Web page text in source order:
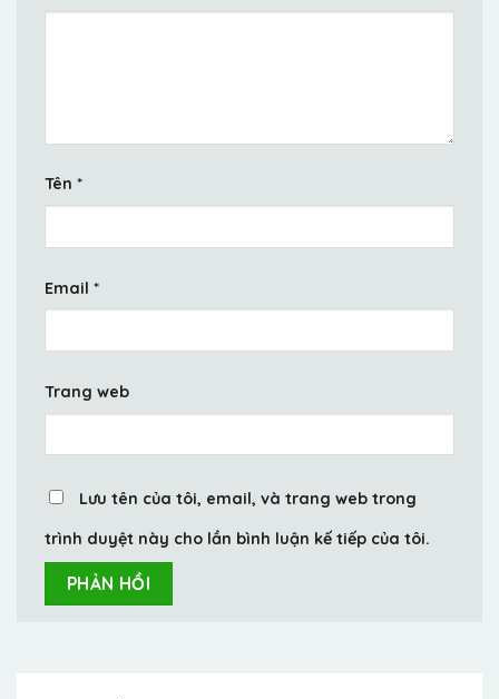
Tên *
Email *
Trang web
Lưu tên của tôi, email, và trang web trong
trình duyệt này cho lần bình luận kế tiếp của tôi.